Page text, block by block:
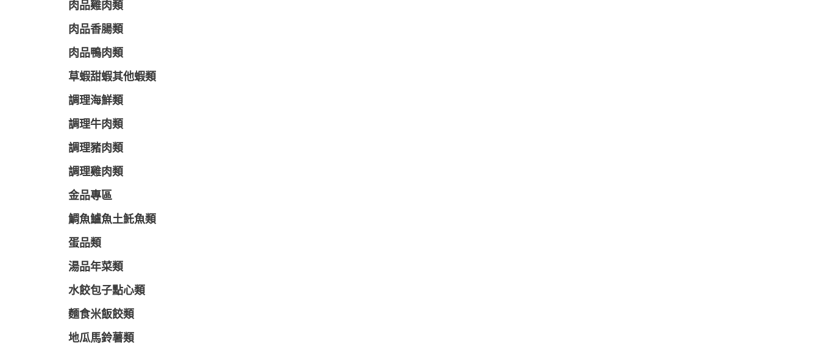
肉品雞肉類
肉品香腸類
肉品鴨肉類
草蝦甜蝦其他蝦類
調理海鮮類
調理牛肉類
調理豬肉類
調理雞肉類
金品專區
鯛魚鱸魚土魠魚類
蛋品類
湯品年菜類
水餃包子點心類
麵食米飯餃類
地瓜馬鈴薯類